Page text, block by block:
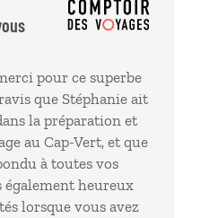
VERT en immersion
personnelle nous
et là encore l'agence
suivi et aidé.nous
des voyages, qui
préparons
avec ceux merci pour
pour ce superbe
que Stéphanie ait
la préparation et
au Cap-Vert, et que
à toutes vos
également heureux
lorsque vous avez